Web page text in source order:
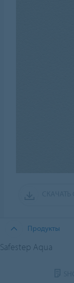
Продукты
Safestep Aqua